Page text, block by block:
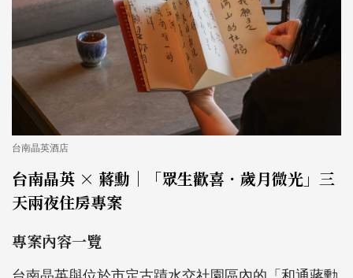
台南晶英酒店
台南晶英 × 蔣勳｜「眾生歡喜．歲月微光」三
天兩夜住房專案
專案內容一覽